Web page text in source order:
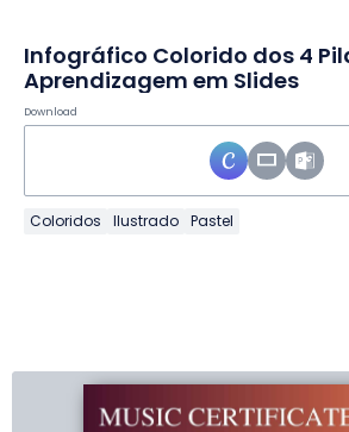
Infográfico Colorido dos 4
Aprendizagem em Slides
Download
Coloridos Ilustrado Pastel